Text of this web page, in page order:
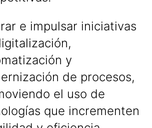
e impulsar iniciativas
y
de procesos,
el uso de
que incrementen